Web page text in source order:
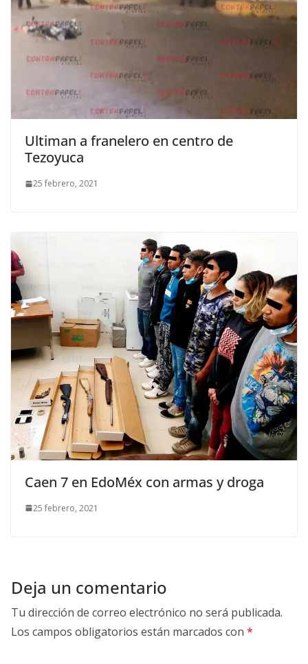
Ultiman a franelero en centro de
Tezoyuca
25 febrero, 2021
Caen 7 en EdoMéx con armas y droga
25 febrero, 2021
Deja un comentario
Tu dirección de correo electrónico no será publicada.
Los campos obligatorios están marcados con *